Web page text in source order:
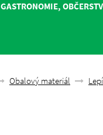
GASTRONOMIE,
Obalový materiál